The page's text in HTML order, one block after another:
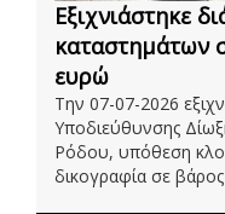
Εξιχνιάστηκε
καταστημάτων
ευρώ
Την 07-07-2026
Υποδιεύθυνσης
Ρόδου, υπόθεση
δικογραφία σε